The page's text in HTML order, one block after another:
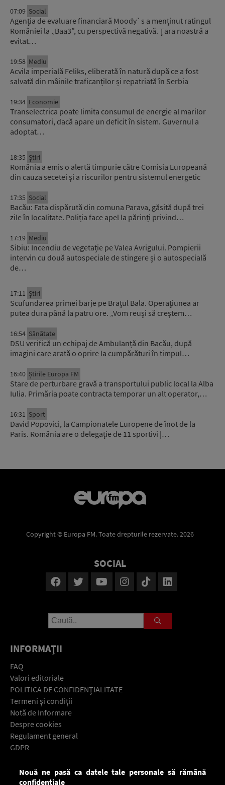
07:09 Social
Agenția de evaluare financiară Moody`s a menținut ratingul
României la „Baa3”, cu perspectivă negativă. Țara noastră a
evitat…
19:58 Mediu
Acvila imperială Feliks, eliberată în natură după ce a fost
salvată din mâinile traficanților și repatriată în Serbia
19:34 Economie
Transelectrica poate limita consumul de energie al marilor
consumatori, dacă apare un deficit în sistem. Guvernul a
adoptat…
18:35 Știri
România a emis o alertă timpurie către Comisia Europeană
din cauza secetei și a riscurilor pentru sistemul energetic
17:35 Social
Bacău: Fata dispărută din comuna Parava, găsită după trei
zile în localitate. Poliția face apel la părinți privind…
17:19 Mediu
Sibiu: Incendiu de vegetație pe Valea Avrigului. Pompierii
intervin cu două autospeciale de stingere și o autospecială
de…
17:11 Știri
Scufundarea primei barje pe Brațul Bala. Operațiunea ar
putea dura până la patru ore. „Vom reuși să creștem…
16:54 Sănătate
DSU verifică un echipaj de Ambulanță din Bacău, după
imagini care arată o oprire la cumpărături în timpul…
16:40 Știrile Europa FM
Stare de perturbare gravă a transportului public local la Alba
Iulia. Primăria poate contracta temporar un alt operator,…
16:31 Sport
David Popovici, la Campionatele Europene de înot de la
Paris. România are o delegație de 11 sportivi |…
Copyright © Europa FM. Toate drepturile rezervate. 2026
SOCIAL
INFORMAŢII
FAQ
Valori editoriale
POLITICA DE CONFIDENŢIALITATE
Termeni şi condiţii
Notă de Informare
Despre cookies
Regulament general
GDPR
Descarcă gratuit aplicaţia Europa FM pentru smartphone:
Nouă ne pasă ca datele tale personale să rămână
confidențiale